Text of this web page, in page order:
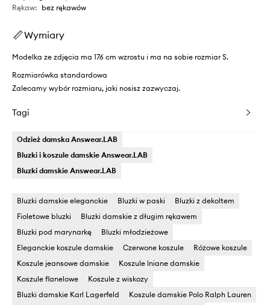
Rękaw: bez rękawów
Wymiary
Modelka ze zdjęcia ma 176 cm wzrostu i ma na sobie rozmiar S.
Rozmiarówka standardowa
Zalecamy wybór rozmiaru, jaki nosisz zazwyczaj.
Tagi
Odzież damska Answear.LAB
Bluzki i koszule damskie Answear.LAB
Bluzki damskie Answear.LAB
Bluzki damskie eleganckie Bluzki w paski
Bluzki z dekoltem
Fioletowe bluzki
Bluzki damskie z długim rękawem
Bluzki pod marynarkę
Bluzki młodzieżowe
Eleganckie koszule damskie
Czerwone koszule
Różowe koszule
Koszule jeansowe damskie
Koszule lniane damskie
Koszule flanelowe
Koszule z wiskozy
Bluzki damskie Karl Lagerfeld
Koszule damskie Polo Ralph Lauren